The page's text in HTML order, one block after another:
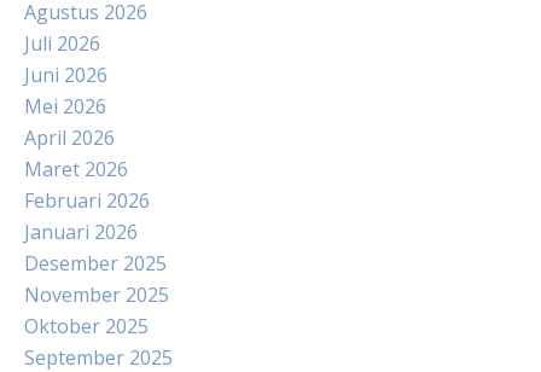
Agustus 2026
Juli 2026
Juni 2026
Mei 2026
April 2026
Maret 2026
Februari 2026
Januari 2026
Desember 2025
November 2025
Oktober 2025
September 2025